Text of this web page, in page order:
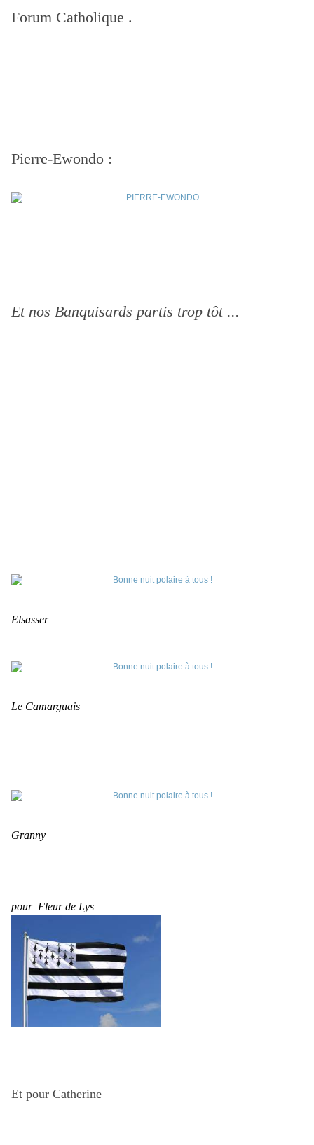
Forum Catholique .
Pierre-Ewondo :
Et nos Banquisards partis trop tôt ...
Elsasser
Le Camarguais
Granny
pour Fleur de Lys
Et pour Catherine